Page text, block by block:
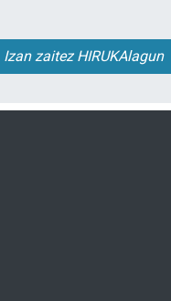
Izan zaitez HIRUKAlagun